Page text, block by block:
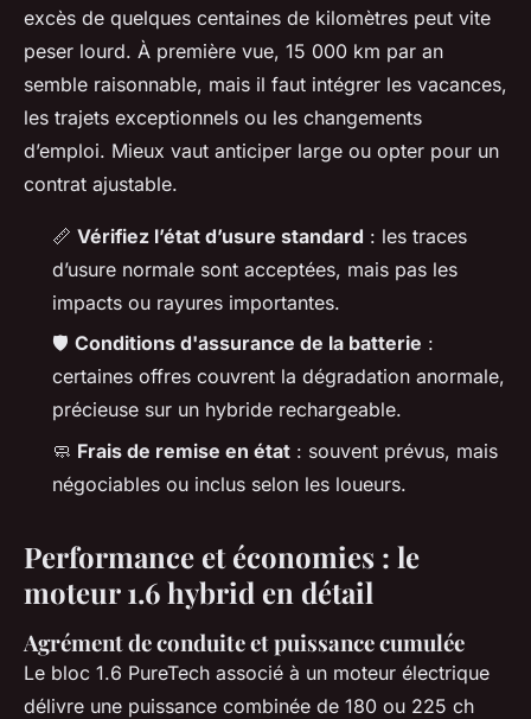
excès de quelques centaines de kilomètres peut vite
peser lourd. À première vue, 15 000 km par an
semble raisonnable, mais il faut intégrer les vacances,
les trajets exceptionnels ou les changements
d’emploi. Mieux vaut anticiper large ou opter pour un
contrat ajustable.
📏 Vérifiez l’état d’usure standard : les traces
d’usure normale sont acceptées, mais pas les
impacts ou rayures importantes.
🛡️ Conditions d'assurance de la batterie :
certaines offres couvrent la dégradation anormale,
précieuse sur un hybride rechargeable.
🧼 Frais de remise en état : souvent prévus, mais
négociables ou inclus selon les loueurs.
Performance et économies : le
moteur 1.6 hybrid en détail
Agrément de conduite et puissance cumulée
Le bloc 1.6 PureTech associé à un moteur électrique
délivre une puissance combinée de 180 ou 225 ch